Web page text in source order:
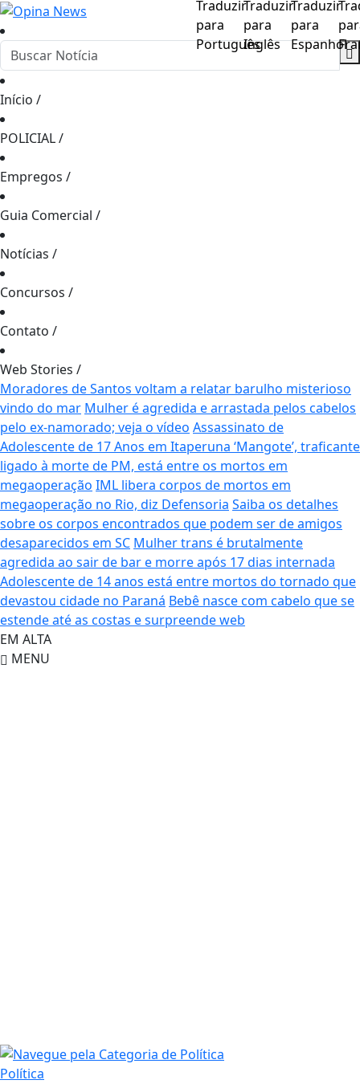
Início /
POLICIAL/
Empregos /
Guia Comercial /
Notícias /
Concursos /
Contato /
Web Stories /
Moradores de Santos voltam a relatar barulho misterioso
vindo do mar Mulher é agredida e arrastada pelos cabelos
pelo ex-namorado; veja o vídeo Assassinato de
Adolescente de 17 Anos em Itaperuna ‘Mangote’, traficante
ligado à morte de PM, está entre os mortos em
megaoperação IML libera corpos de mortos em
megaoperação no Rio, diz Defensoria Saiba os detalhes
sobre os corpos encontrados que podem ser de amigos
desaparecidos em SC Mulher trans é brutalmente
agredida ao sair de bar e morre após 17 dias internada
Adolescente de 14 anos está entre mortos do tornado que
devastou cidade no Paraná Bebê nasce com cabelo que se
estende até as costas e surpreende web
EM ALTA
MENU
Política